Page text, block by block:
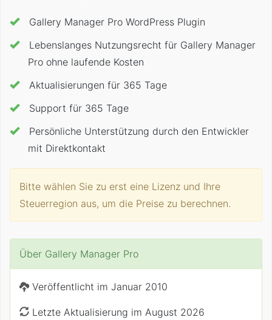
Gallery Manager Pro WordPress Plugin
Lebenslanges Nutzungsrecht für Gallery Manager
Pro ohne laufende Kosten
Aktualisierungen für 365 Tage
Support für 365 Tage
Persönliche Unterstützung durch den Entwickler
mit Direktkontakt
Bitte wählen Sie zu erst eine Lizenz und Ihre
Steuerregion aus, um die Preise zu berechnen.
Über Gallery Manager Pro
Veröffentlicht im Januar 2010
Letzte Aktualisierung im August 2026